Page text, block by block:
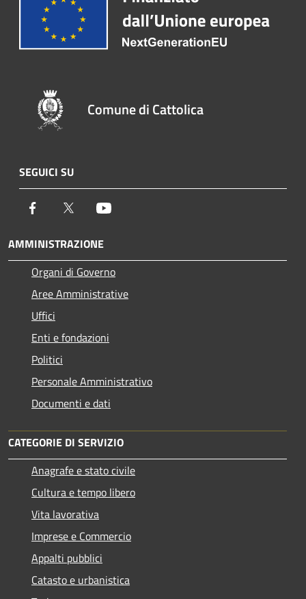
Comune di Cattolica
SEGUICI SU
Facebook Twitter
AMMINISTRAZIONE
Organi di Governo
Aree Amministrative
Uffici
Enti e fondazioni
Politici
Personale Amministrativo
Documenti e dati
CATEGORIE DI SERVIZIO
Anagrafe e stato civile
Cultura e tempo libero
Vita lavorativa
Imprese e Commercio
Appalti pubblici
Catasto e urbanistica